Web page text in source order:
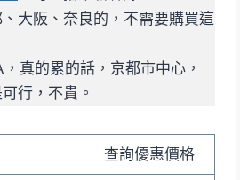
大阪、奈良的，不需要購買這
真的累的話，京都市中心，
行，不貴。
查詢優惠價格